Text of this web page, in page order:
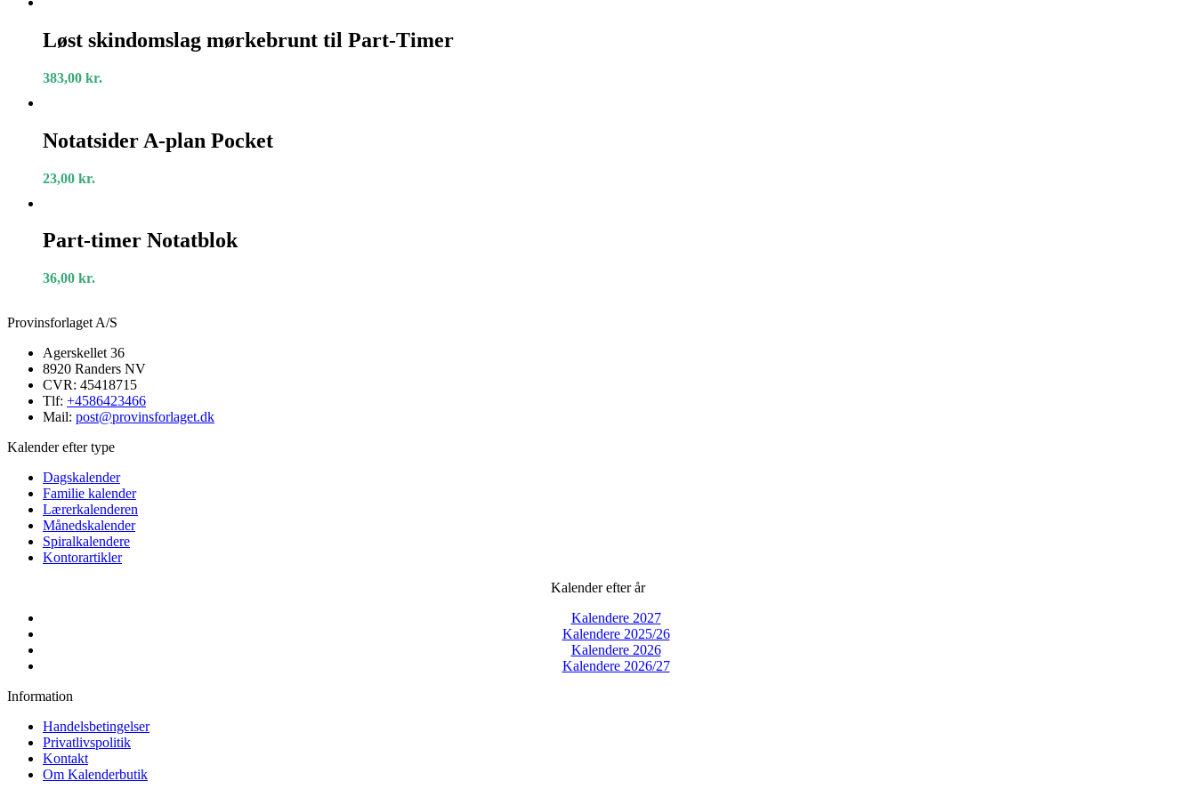
skindomslag
mørkebrunt
Part-
Løst skindomslag mørkebrunt til Part-Timer
383,00 kr.
A-
plan
Notatsider A-plan Pocket
23,00 kr.
timer
Notatblok
Part-timer Notatblok
36,00 kr.
Provinsforlaget A/S
Agerskellet 36
8920 Randers NV
CVR: 45418715
Tlf: +4586423466
Mail: post@provinsforlaget.dk
Kalender efter type
Dagskalender
Familie kalender
Lærerkalenderen
Månedskalender
Spiralkalendere
Kontorartikler
Kalender efter år
Kalendere 2027
Kalendere 2025/26
Kalendere 2026
Kalendere 2026/27
Information
Handelsbetingelser
Privatlivspolitik
Kontakt
Om Kalenderbutik